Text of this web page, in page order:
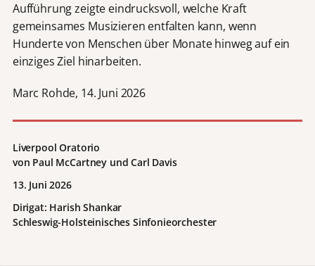
Aufführung zeigte eindrucksvoll, welche Kraft
gemeinsames Musizieren entfalten kann, wenn
Hunderte von Menschen über Monate hinweg auf ein
einziges Ziel hinarbeiten.
Marc Rohde, 14. Juni 2026
Liverpool Oratorio
von Paul McCartney und Carl Davis
13. Juni 2026
Dirigat: Harish Shankar
Schleswig-Holsteinisches Sinfonieorchester